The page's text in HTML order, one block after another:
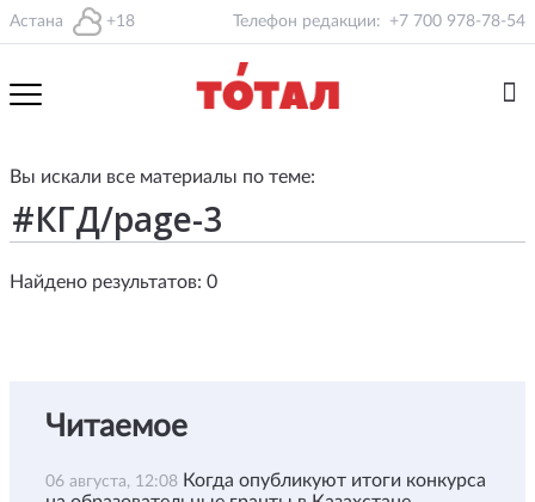
Астана +18 Телефон редакции: +7 700 978-78-54
Вы искали все материалы по теме:
Найдено результатов: 0
Читаемое
06 августа, 12:08 Когда опубликуют итоги конкурса